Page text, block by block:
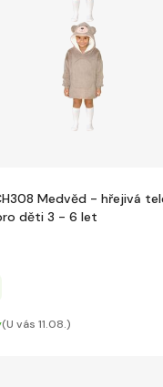
Medvěd - hřejivá
děti 3 - 6 let
(U vás 11.08.)